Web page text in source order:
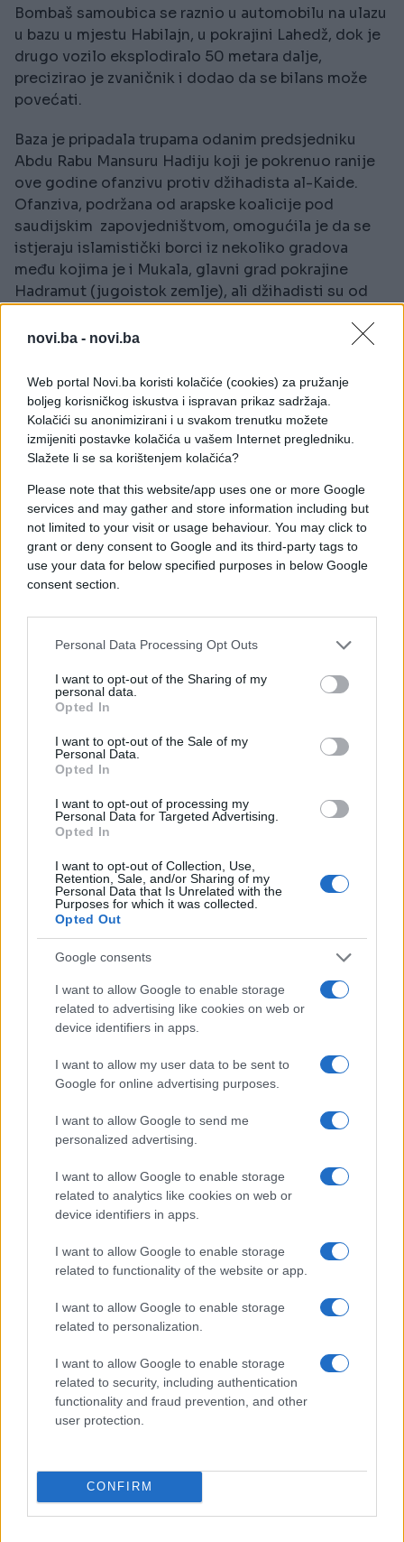
novi.ba - novi.ba
Web portal Novi.ba koristi kolačiće (cookies) za pružanje
boljeg korisničkog iskustva i ispravan prikaz sadržaja.
Kolačići su anonimizirani i u svakom trenutku možete
izmijeniti postavke kolačića u vašem Internet pregledniku.
Slažete li se sa korištenjem kolačića?
Please note that this website/app uses one or more Google
services and may gather and store information including but
not limited to your visit or usage behaviour. You may click to
grant or deny consent to Google and its third-party tags to
use your data for below specified purposes in below Google
consent section.
Personal Data Processing Opt Outs
I want to opt-out of the Sharing of my
personal data.
Opted In
I want to opt-out of the Sale of my
Personal Data.
Opted In
I want to opt-out of processing my
Personal Data for Targeted Advertising.
Opted In
I want to opt-out of Collection, Use,
Retention, Sale, and/or Sharing of my
Personal Data that Is Unrelated with the
Purposes for which it was collected.
Opted Out
Google consents
I want to allow Google to enable storage
related to advertising like cookies on web or
device identifiers in apps.
I want to allow my user data to be sent to
Google for online advertising purposes.
I want to allow Google to send me
personalized advertising.
I want to allow Google to enable storage
related to analytics like cookies on web or
device identifiers in apps.
I want to allow Google to enable storage
related to functionality of the website or app.
I want to allow Google to enable storage
related to personalization.
I want to allow Google to enable storage
related to security, including authentication
functionality and fraud prevention, and other
user protection.
CONFIRM
Bombaš samoubica se raznio u automobilu na ulazu
u bazu u mjestu Habilajn, u pokrajini Lahedž, dok je
drugo vozilo eksplodiralo 50 metara dalje,
precizirao je zvaničnik i dodao da se bilans može
povećati.
Baza je pripadala trupama odanim predsjedniku
Abdu Rabu Mansuru Hadiju koji je pokrenuo ranije
ove godine ofanzivu protiv džihadista al-Kaide.
Ofanziva, podržana od arapske koalicije pod
saudijskim zapovjedništvom, omogućila je da se
istjeraju islamistički borci iz nekoliko gradova
među kojima je i Mukala, glavni grad pokrajine
Hadramut (jugoistok zemlje), ali džihadisti su od
jemenske trupe odane šiitskim pobunjenicima
Hucima, džihadisti al-Kaide i njihovi rivali grupe
Islamska država (IS) su pojačali svoje prisustvo u
ovoj siromašnoj zemlji arapskoj poluotoka,
počinivši više krvavih napada, naveo je AFP.
(Fena)